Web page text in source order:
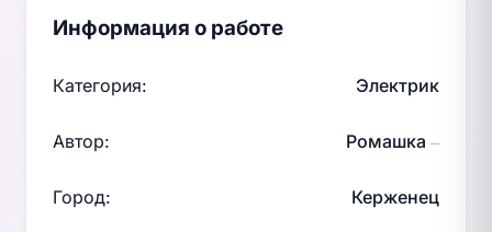
Информация о работе
Категория: Электрик
Автор: Ромашка —
Город: Керженец